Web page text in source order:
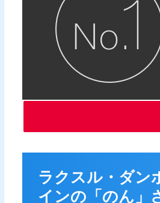
ラクスル・ダン
インの「のん」